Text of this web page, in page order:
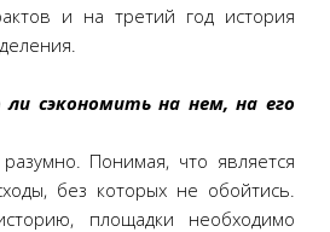
и на третий год история
сэкономить на нем, на его
Понимая, что является
без которых не обойтись.
площадки необходимо